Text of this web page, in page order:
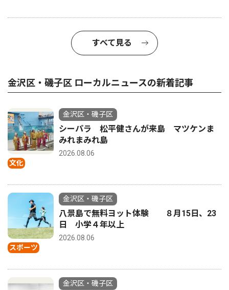
すべて見る
金沢区・磯子区 ローカルニュースの新着記事
文化
金沢区・磯子区
シーパラ 松平健さんが来島 マツケンま
みれまみれ島
2026.08.06
スポーツ
金沢区・磯子区
八景島で無料ヨット体験 ８月15日、23
日 小学４年以上
2026.08.06
金沢区・磯子区